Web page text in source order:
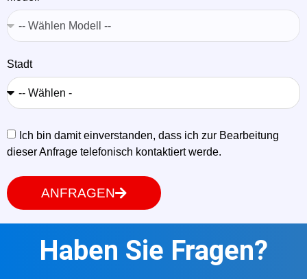
Stadt
Ich bin damit einverstanden, dass ich zur Bearbeitung
dieser Anfrage telefonisch kontaktiert werde.
ANFRAGEN
Haben Sie Fragen?